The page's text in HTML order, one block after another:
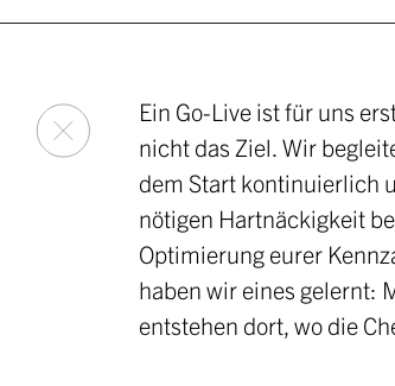
Ein Go-Live ist für uns
nicht das Ziel. Wir
dem Start kontinuierlich
nötigen Hartnäckigkeit
Optimierung eurer
haben wir eines gelernt:
entstehen dort, wo die